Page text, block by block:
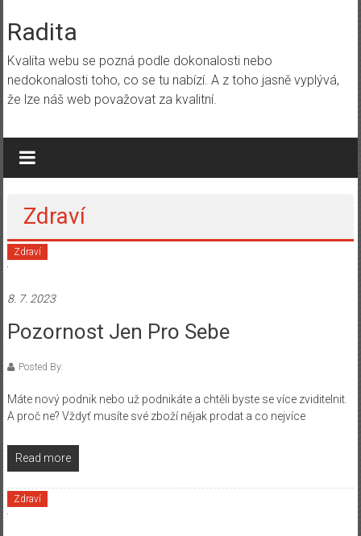
to
content
Radita
Kvalita webu se pozná podle dokonalosti nebo
nedokonalosti toho, co se tu nabízí. A z toho jasně vyplývá,
že lze náš web považovat za kvalitní.
Zdraví
Zdraví
8. 7. 2023
Pozornost Jen Pro Sebe
Posted By:
Máte nový podnik nebo už podnikáte a chtěli byste se více zviditelnit.
A proč ne? Vždyť musíte své zboží nějak prodat a co nejvíce
Read more
Zdraví